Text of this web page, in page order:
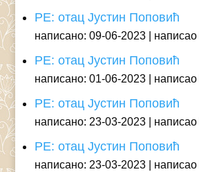
РЕ: отац Јустин Поповић
написано: 09-06-2023
РЕ: отац Јустин Поповић
написано: 01-06-2023
РЕ: отац Јустин Поповић
написано: 23-03-2023
РЕ: отац Јустин Поповић
написано: 23-03-2023